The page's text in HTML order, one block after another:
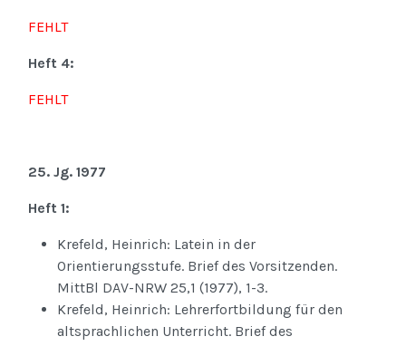
FEHLT
Heft 4:
FEHLT
25. Jg. 1977
Heft 1:
Krefeld, Heinrich: Latein in der
Orientierungsstufe. Brief des Vorsitzenden.
MittBl DAV-NRW 25,1 (1977), 1-3.
Krefeld, Heinrich: Lehrerfortbildung für den
altsprachlichen Unterricht. Brief des